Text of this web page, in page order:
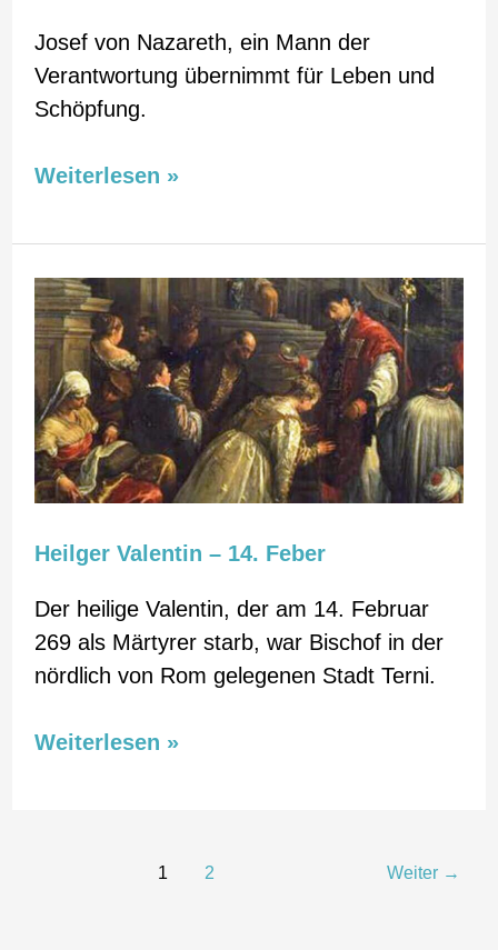
Josef von Nazareth, ein Mann der
Verantwortung übernimmt für Leben und
Schöpfung.
Weiterlesen »
Heilger Valentin – 14. Feber
Der heilige Valentin, der am 14. Februar
269 als Märtyrer starb, war Bischof in der
nördlich von Rom gelegenen Stadt Terni.
Heilger
Valentin
–
14.
Feber
Weiterlesen »
1 2 Weiter →